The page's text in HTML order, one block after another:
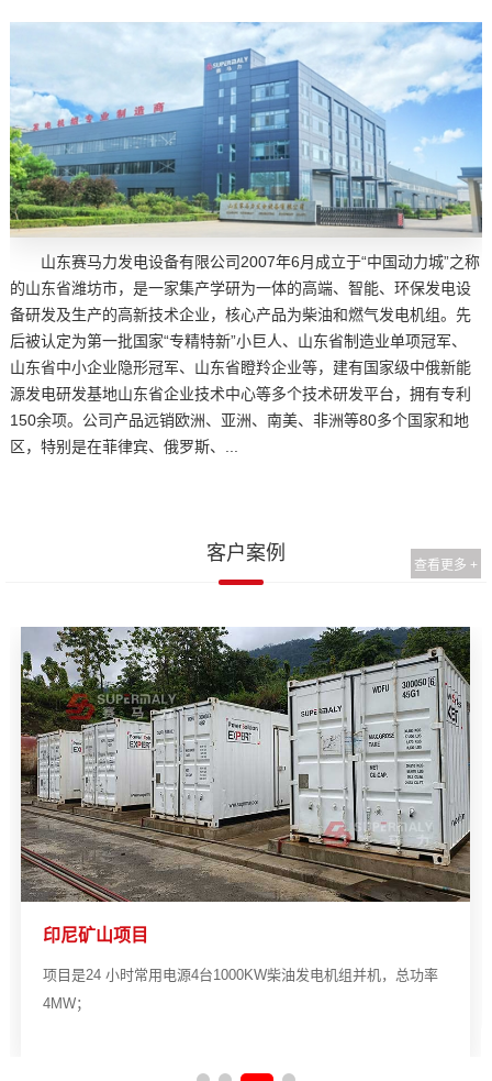
山东赛马力发电设备有限公司2007年6月成立于“中国动力城”之称
的山东省潍坊市，是一家集产学研为一体的高端、智能、环保发电设
备研发及生产的高新技术企业，核心产品为柴油和燃气发电机组。先
后被认定为第一批国家“专精特新”小巨人、山东省制造业单项冠军、
山东省中小企业隐形冠军、山东省瞪羚企业等，建有国家级中俄新能
源发电研发基地山东省企业技术中心等多个技术研发平台，拥有专利
150余项。公司产品远销欧洲、亚洲、南美、非洲等80多个国家和地
区，特别是在菲律宾、俄罗斯、...
客户案例
查看更多 +
印尼矿山项目
项目是24 小时常用电源4台1000KW柴油发电机组并机，总功率
4MW；